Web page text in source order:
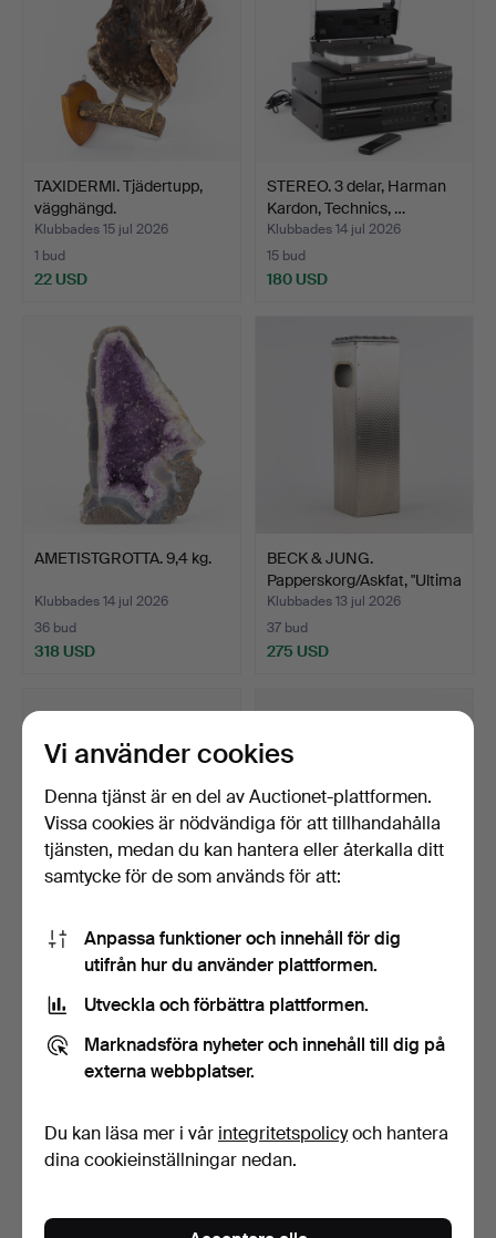
TAXIDERMI. Tjädertupp,
vägghängd.
Klubbades 15 jul 2026
1 bud
22 USD
STEREO. 3 delar, Harman
Kardon, Technics, …
Klubbades 14 jul 2026
15 bud
180 USD
AMETISTGROTTA. 9,4 kg.
Klubbades 14 jul 2026
36 bud
318 USD
BECK & JUNG.
Papperskorg/Askfat, "Ultima
1…
Klubbades 13 jul 2026
37 bud
275 USD
KURIOSA, 8 st, sportpriser,
stenyxa, snusd…
Klubbades 13 jul 2026
3 bud
BECK & JUNG. Askfat,
"Ultima 10", aluminiu…
Klubbades 13 jul 2026
13 bud
Vi använder cookies
Denna tjänst är en del av Auctionet-plattformen.
Vissa cookies är nödvändiga för att tillhandahålla
tjänsten, medan du kan hantera eller återkalla ditt
samtycke för de som används för att:
Anpassa funktioner och innehåll för dig
utifrån hur du använder plattformen.
Utveckla och förbättra plattformen.
Marknadsföra nyheter och innehåll till dig på
externa webbplatser.
Du kan läsa mer i vår integritetspolicyoch hantera
dina cookieinställningar nedan.